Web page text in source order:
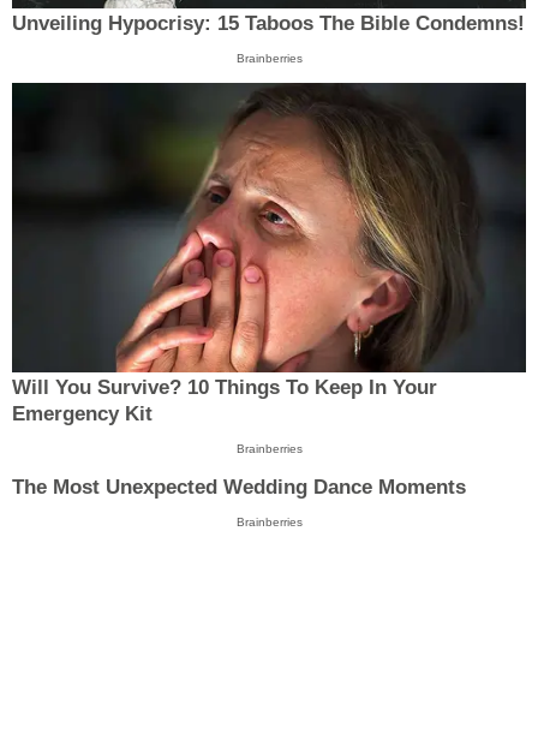
Unveiling Hypocrisy: 15 Taboos The Bible Condemns!
Brainberries
Will You Survive? 10 Things To Keep In Your
Emergency Kit
Brainberries
The Most Unexpected Wedding Dance Moments
Brainberries